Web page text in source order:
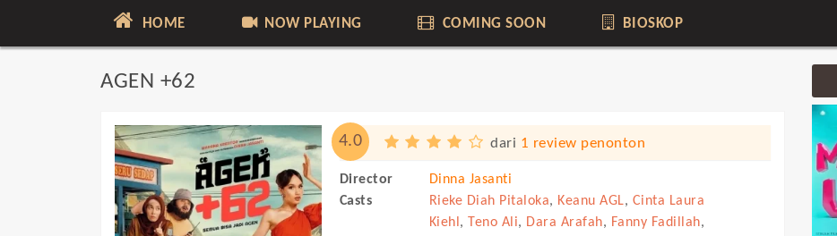
HOME NOW PLAYING COMING SOON BIOSKOP
AGEN +62
4.0 dari 1 review penonton
Director
Dinna Jasanti
Casts
Rieke Diah Pitaloka, Keanu AGL, Cinta Laura
Kiehl , Teno Ali, Dara Arafah, Fanny Fadillah,